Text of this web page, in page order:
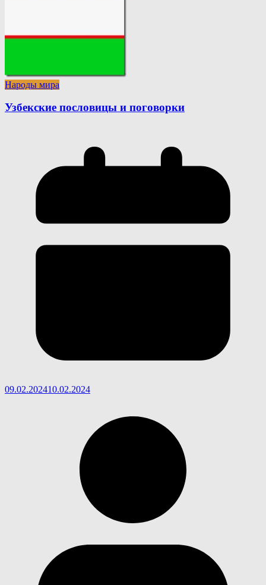
Народы мира
Узбекские пословицы и поговорки
09.02.202410.02.2024